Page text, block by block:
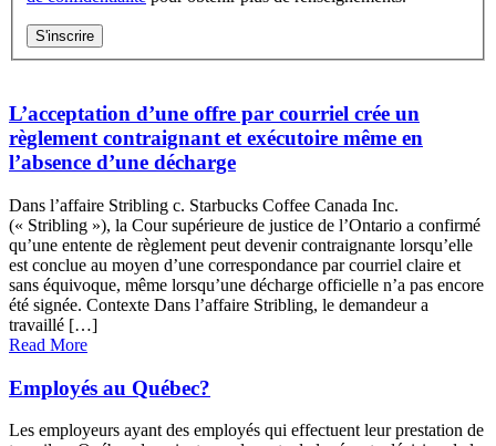
S'inscrire
L’acceptation d’une offre par courriel crée un
règlement contraignant et exécutoire même en
l’absence d’une décharge
Dans l’affaire Stribling c. Starbucks Coffee Canada Inc.
(« Stribling »), la Cour supérieure de justice de l’Ontario a confirmé
qu’une entente de règlement peut devenir contraignante lorsqu’elle
est conclue au moyen d’une correspondance par courriel claire et
sans équivoque, même lorsqu’une décharge officielle n’a pas encore
été signée. Contexte Dans l’affaire Stribling, le demandeur a
travaillé […]
Read More
Employés au Québec?
Les employeurs ayant des employés qui effectuent leur prestation de